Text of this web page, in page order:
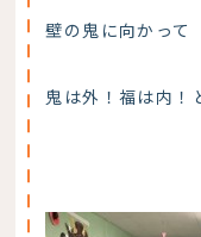
壁の鬼に向かって
鬼は外！福は内